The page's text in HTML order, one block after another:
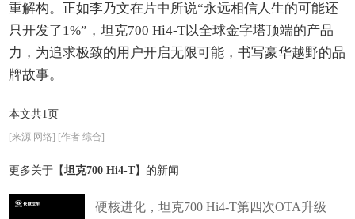
重解构。正如李乃文在片中所说“永远相信人生的可能还
只开发了1%”，坦克700 Hi4-T以全球金字塔顶端的产品
力，为追求极致的用户开启无限可能，书写豪华越野的品
牌故事。
本文共1页
[来源 网络] [作者 综合]
更多关于【坦克700 Hi4-T】的新闻
硬核进化，坦克700 Hi4-T第四次OTA升级